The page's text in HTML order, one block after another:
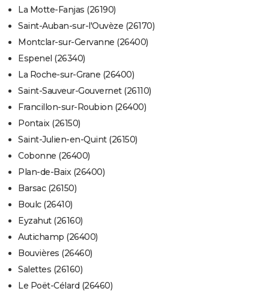
La Motte-Fanjas (26190)
Saint-Auban-sur-l'Ouvèze (26170)
Montclar-sur-Gervanne (26400)
Espenel (26340)
La Roche-sur-Grane (26400)
Saint-Sauveur-Gouvernet (26110)
Francillon-sur-Roubion (26400)
Pontaix (26150)
Saint-Julien-en-Quint (26150)
Cobonne (26400)
Plan-de-Baix (26400)
Barsac (26150)
Boulc (26410)
Eyzahut (26160)
Autichamp (26400)
Bouvières (26460)
Salettes (26160)
Le Poët-Célard (26460)